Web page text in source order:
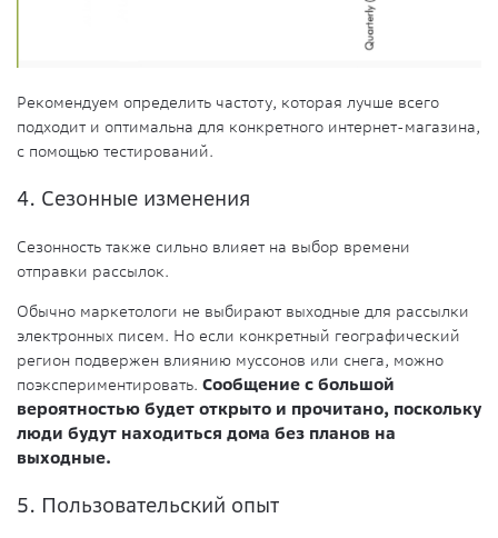
Рекомендуем определить частоту, которая лучше всего
подходит и оптимальна для конкретного интернет-магазина,
с помощью тестирований.
4. Сезонные изменения
Сезонность также сильно влияет на выбор времени
отправки рассылок.
Обычно маркетологи не выбирают выходные для рассылки
электронных писем. Но если конкретный географический
регион подвержен влиянию муссонов или снега, можно
поэкспериментировать. Сообщение с большой
вероятностью будет открыто и прочитано, поскольку
люди будут находиться дома без планов на
выходные.
5. Пользовательский опыт